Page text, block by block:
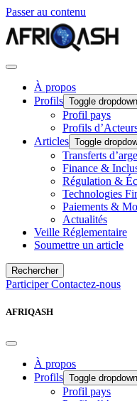
Passer au contenu
À propos
Profils Toggle dropdown
Profil pays
Profils
Articles Toggle
Transferts
Finance &
Régulation &
Technologies
Paiements &
Actualités
Veille Réglementaire
Soumettre un article
Rechercher
ParticiperContactez-nous
AFRIQASH
À propos
Profils Toggle dropdown
Profil pays